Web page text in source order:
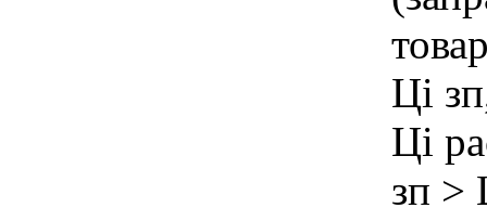
Цi
Цi
зп >